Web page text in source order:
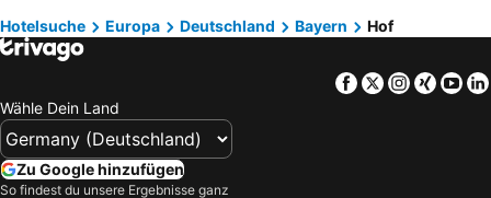
Ilmenau, Thüringen Hotels
Bad Sulza, Thüringen Hotels
Bad Steben, Bayern Hotels
Annaberg-Buchholz, Sachsen Hotels
München, Bayern Hotels
Regensburg, Bayern Hotels
Erding, Bayern Hotels
Hotelsuche Europa Deutschland Bayern Hof
Facebook
TwitterXing
Wähle Dein Land
Zu Google hinzufügen
So findest du unsere Ergebnisse ganz